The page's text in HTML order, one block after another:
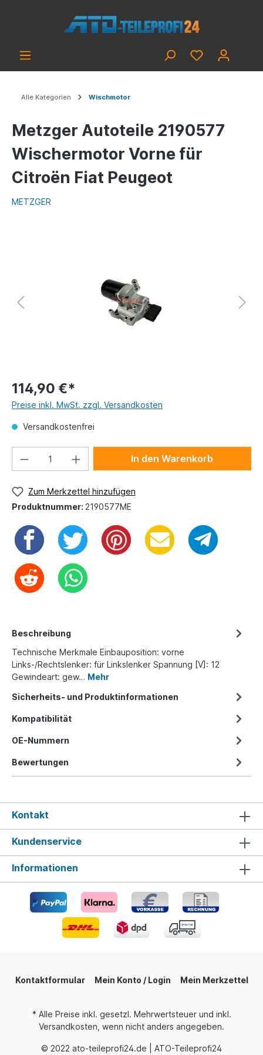
Alle Kategorien Wischmotor
Metzger Autoteile 2190577
Wischermotor Vorne für
Citroën Fiat Peugeot
METZGER
114,90 €*
Preise inkl. MwSt. zzgl. Versandkosten
Versandkostenfrei
In den Warenkorb
Zum Merkzettel hinzufügen
Produktnummer: 2190577ME
Beschreibung
Technische Merkmale Einbauposition: vorne
Links-/Rechtslenker: für Linkslenker Spannung [V]: 12
Gewindeart: gew… Mehr
Sicherheits- und Produktinformationen
Kompatibilität
OE-Nummern
Bewertungen
Kontakt
Kundenservice
Informationen
Kontaktformular Mein Konto / Login Mein Merkzettel
* Alle Preise inkl. gesetzl. Mehrwertsteuer und inkl.
Versandkosten, wenn nicht anders angegeben.
© 2022 ato-teileprofi24.de | ATO-Teileprofi24